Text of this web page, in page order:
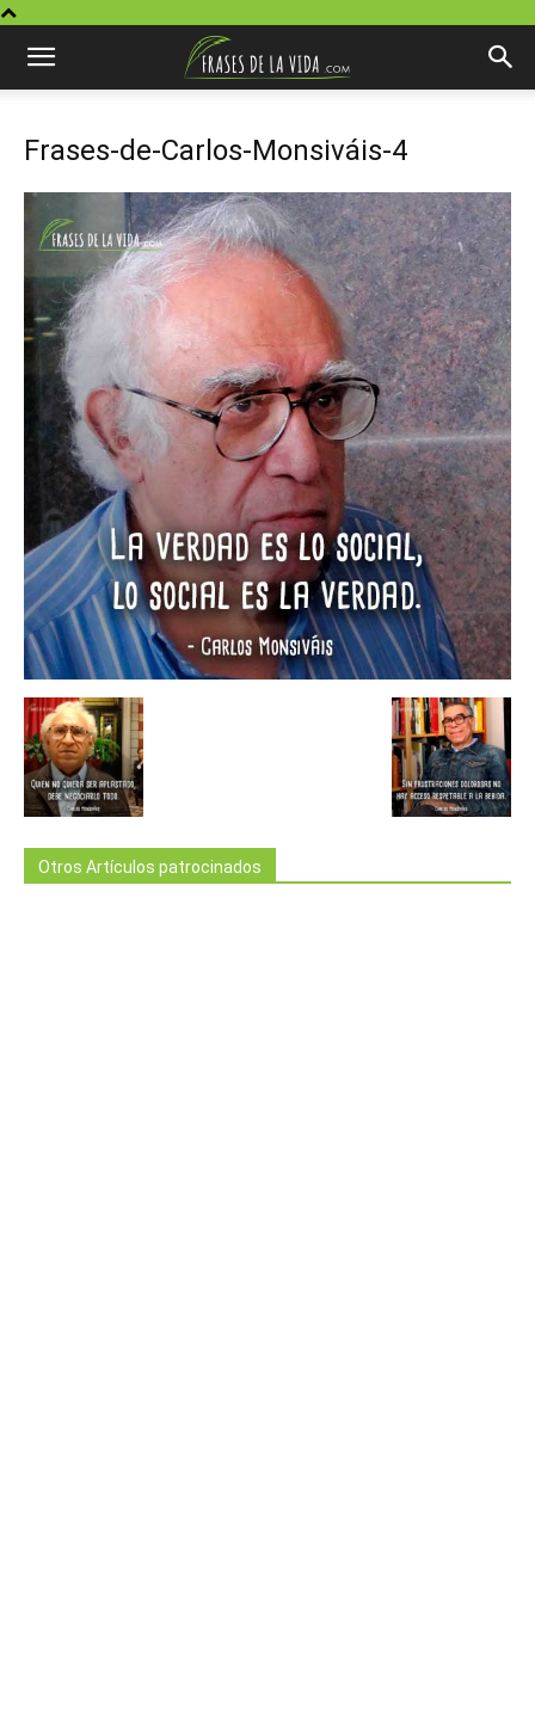
Frases-de-Carlos-Monsiváis-4
Otros Artículos patrocinados